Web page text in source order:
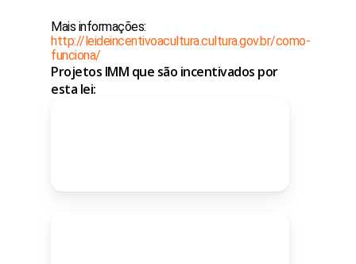
Mais informações:
http://leideincentivoacultura.cultura.gov.br/como-
funciona/
Projetos IMM que são incentivados por
esta lei: